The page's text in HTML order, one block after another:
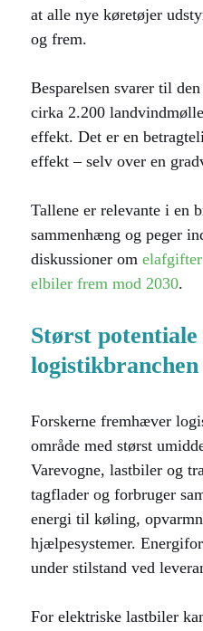
at alle nye køretøjer
og frem.
Besparelsen svarer til
cirka 2.200
effekt. Det er en
effekt – selv over en
Tallene er relevante i en
sammenhæng og peger
diskussioner om
elbiler frem mod 2030.
Størst
logistikbranchen
Forskerne fremhæver
område med størst
Varevogne, lastbiler og
tagflader og forbruger
energi til køling,
hjælpesystemer.
under stilstand ved
For elektriske lastbiler